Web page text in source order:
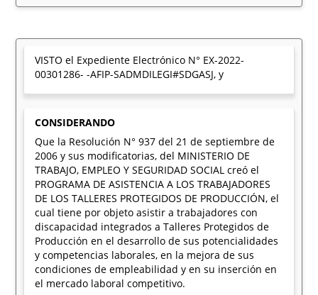
VISTO el Expediente Electrónico N° EX-2022-
00301286- -AFIP-SADMDILEGI#SDGASJ, y
CONSIDERANDO
Que la Resolución N° 937 del 21 de septiembre de
2006 y sus modificatorias, del MINISTERIO DE
TRABAJO, EMPLEO Y SEGURIDAD SOCIAL creó el
PROGRAMA DE ASISTENCIA A LOS TRABAJADORES
DE LOS TALLERES PROTEGIDOS DE PRODUCCIÓN, el
cual tiene por objeto asistir a trabajadores con
discapacidad integrados a Talleres Protegidos de
Producción en el desarrollo de sus potencialidades
y competencias laborales, en la mejora de sus
condiciones de empleabilidad y en su inserción en
el mercado laboral competitivo.